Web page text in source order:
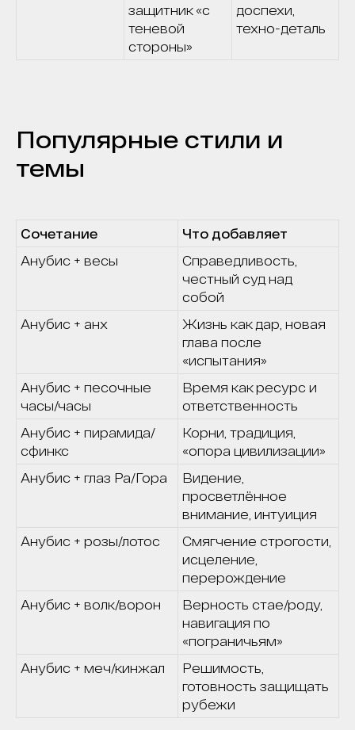
защитник «с
теневой
стороны»
доспехи,
техно-деталь
Популярные стили и
темы
Сочетание
Что добавляет
Анубис + весы
Справедливость,
честный суд над
собой
Анубис + анх
Жизнь как дар, новая
глава после
«испытания»
Анубис + песочные
часы/часы
Время как ресурс и
ответственность
Анубис + пирамида/
сфинкс
Корни, традиция,
«опора цивилизации»
Анубис + глаз Ра/Гора
Видение,
просветлённое
внимание, интуиция
Анубис + розы/лотос
Смягчение строгости,
исцеление,
перерождение
Анубис + волк/ворон
Верность стае/роду,
навигация по
«пограничьям»
Анубис + меч/кинжал
Решимость,
готовность защищать
рубежи